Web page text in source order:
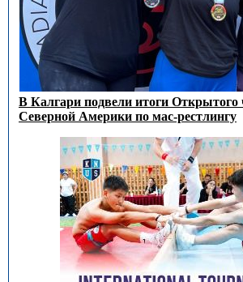
В Калгари подвели итоги Открытого
Северной Америки по мас-рестлингу